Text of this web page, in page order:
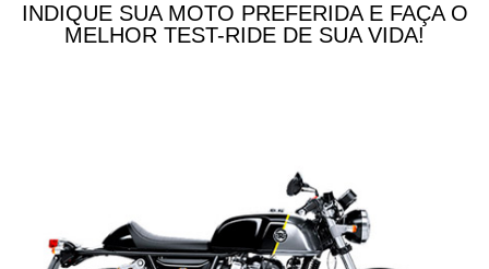
INDIQUE SUA MOTO PREFERIDA E FAÇA O
MELHOR TEST-RIDE DE SUA VIDA!